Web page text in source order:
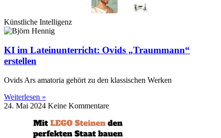
Künstliche Intelligenz
KI im Lateinunterricht: Ovids „Traummann“
erstellen
Ovids Ars amatoria gehört zu den klassischen Werken
Weiterlesen »
24. Mai 2024 Keine Kommentare